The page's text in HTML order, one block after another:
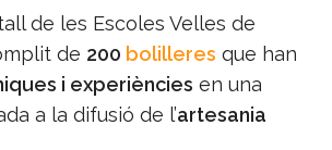
de les Escoles Velles de
de 200 bolilleres que han
i experiències en una
a la difusió de l’artesania